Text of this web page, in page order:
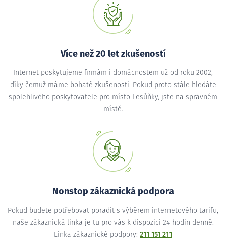
Více než 20 let zkušeností
Internet poskytujeme firmám i domácnostem už od roku 2002,
díky čemuž máme bohaté zkušenosti. Pokud proto stále hledáte
spolehlivého poskytovatele pro místo Lesůňky, jste na správném
místě.
Nonstop zákaznická podpora
Pokud budete potřebovat poradit s výběrem internetového tarifu,
naše zákaznická linka je tu pro vás k dispozici 24 hodin denně.
Linka zákaznické podpory: 211 151 211